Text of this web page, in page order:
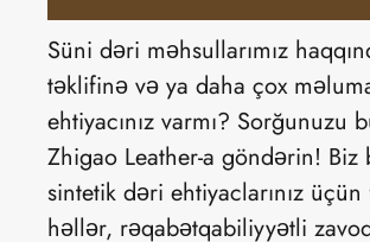
Süni dəri məhsullarımız
təklifinə və ya daha çox
ehtiyacınız varmı? Sorğunuzu
Zhigao Leather-a göndərin! Biz
sintetik dəri ehtiyaclarınız
həllər, rəqabətqabiliyyətli